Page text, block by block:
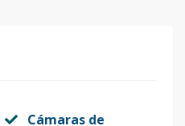
Cámaras de